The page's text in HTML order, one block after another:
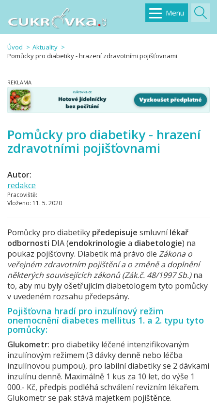
Menu
Úvod
Aktuality
Pomůcky pro diabetiky - hrazení zdravotními pojišťovnami
Pomůcky pro diabetiky - hrazení
zdravotními pojišťovnami
Autor:
redakce
Pracoviště:
Vloženo: 11. 5. 2020
Pomůcky pro diabetiky předepisuje smluvnílékař
odbornosti DIA (endokrinologie a diabetologie) na
poukaz pojišťovny. Diabetik má právo dle Zákona o
veřejném zdravotním pojištění a o změně a doplnění
některých souvisejících zákonů (Zák.č. 48/1997 Sb.)na
to, aby mu byly ošetřujícím diabetologem tyto pomůcky
v uvedeném rozsahu předepsány.
Pojišťovna hradí pro inzulínový režim
onemocnění diabetes mellitus 1. a 2. typu tyto
pomůcky:
Glukometr: pro diabetiky léčené intenzifikovaným
inzulínovým režimem (3 dávky denně nebo léčba
inzulínovou pumpou), pro labilní diabetiky se 2 dávkami
inzulínu denně. Maximálně 1 kus za 10 let, do výše 1
000.- Kč, předpis podléhá schválení revizním lékařem.
Glukometr se pak stává majetkem pojištěnce.